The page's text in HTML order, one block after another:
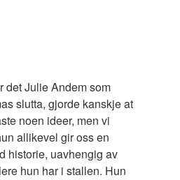
det Julie Andem som
slutta, gjorde kanskje at
noen ideer, men vi
allikevel gir oss en
historie, uavhengig av
hun har i stallen. Hun